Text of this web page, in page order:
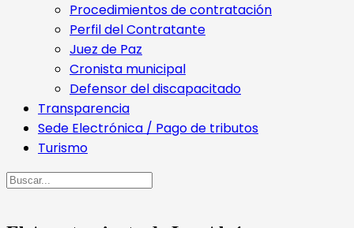
Procedimientos de contratación
Perfil del Contratante
Juez de Paz
Cronista municipal
Defensor del discapacitado
Transparencia
Sede Electrónica / Pago de tributos
Turismo
Buscar